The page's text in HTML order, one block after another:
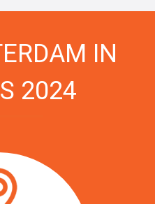
IN
2024